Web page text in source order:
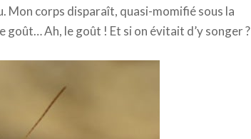
Mon corps disparaît, quasi-momifié sous la
goût… Ah, le goût ! Et si on évitait d’y songer ?